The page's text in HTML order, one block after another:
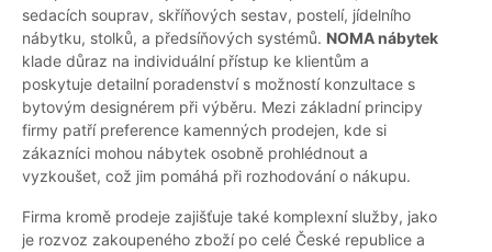
sedacích souprav, skříňových sestav, postelí, jídelního
nábytku, stolků, a předsíňových systémů. NOMA nábytek
klade důraz na individuální přístup ke klientům a
poskytuje detailní poradenství s možností konzultace s
bytovým designérem při výběru. Mezi základní principy
firmy patří preference kamenných prodejen, kde si
zákazníci mohou nábytek osobně prohlédnout a
vyzkoušet, což jim pomáhá při rozhodování o nákupu.
Firma kromě prodeje zajišťuje také komplexní služby, jako
je rozvoz zakoupeného zboží po celé České republice a